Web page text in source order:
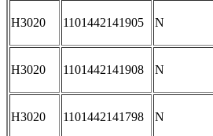
H3020 1101442141905 N
H3020 1101442141908 N
H3020 1101442141798 N